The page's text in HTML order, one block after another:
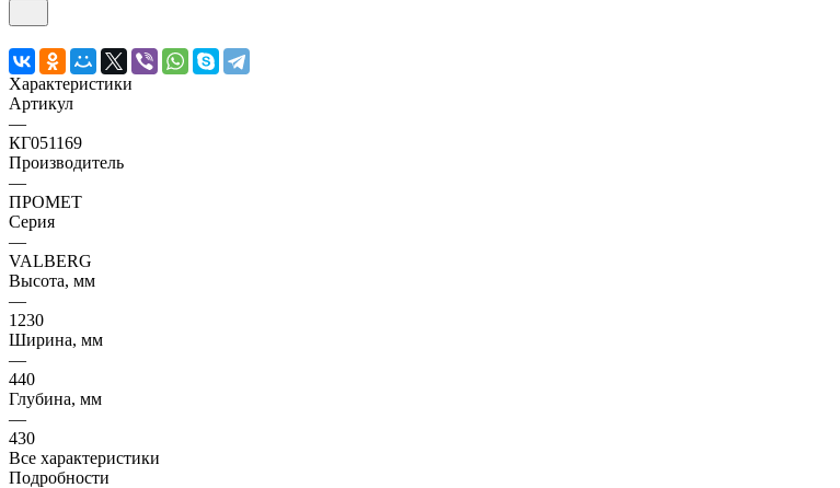
Характеристики
Артикул
—
КГ051169
Производитель
—
ПРОМЕТ
Серия
—
VALBERG
Высота, мм
—
1230
Ширина, мм
—
440
Глубина, мм
—
430
Все характеристики
Подробности